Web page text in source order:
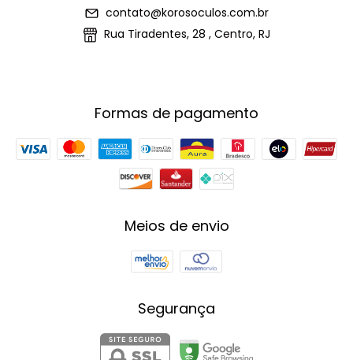
contato@korosoculos.com.br
Rua Tiradentes, 28 , Centro, RJ
Formas de pagamento
Meios de envio
Segurança